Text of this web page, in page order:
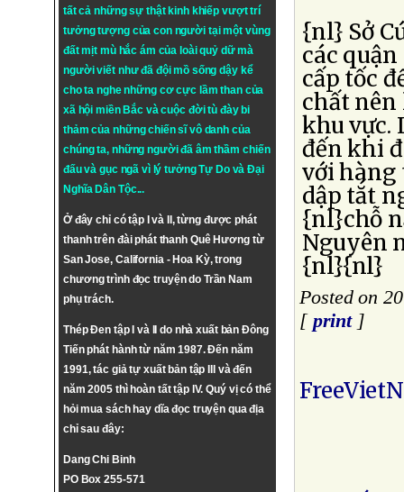
tất cả những sự thật kinh khiếp vượt trí
tưởng tượng của con người tại một vùng
đất mịt mù hắc ám của loài quỷ dữ mà
người viết như đã đội mồ sống dậy kể
cho ta nghe những cơ cực lầm than của
xã hội miền Bắc và cuộc đời tù đày bi
thảm của những chiến sĩ vô danh của
chúng ta, những người đã âm thầm chiến
đấu và gục ngã vì lý tưởngTự DovàĐại
Nghĩa Dân Tộc...
Ở đây chỉ có tập I và II, từng được phát
thanh trên đài phát thanh Quê Hương từ
San Jose, California - Hoa Kỳ, trong
chương trình đọc truyện do Trần Nam
phụ trách.
Thép Đen tập I và II do nhà xuất bản Đông
Tiến phát hành từ năm 1987. Đến năm
1991, tác giả tự xuất bản tập III và đến
năm 2005 thì hoàn tất tập IV. Quý vị có thể
hỏi mua sách hay dĩa đọc truyện qua địa
chỉ sau đây:
Dang Chi Binh
PO Box 255-571
{nl} Sở
các
cấp tốc
chất
khu vực.
đến khi
với hàng
dập tắt
{nl}chỗ
Nguyên
{nl}{nl}
Posted on
[ print]